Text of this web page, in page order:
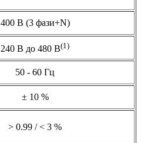
400 В (3 фази+N)
240 В до 480 В(1)
50 - 60 Гц
± 10 %
> 0.99 / < 3 %